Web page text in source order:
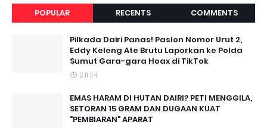
POPULAR RECENTS COMMENTS
Pilkada Dairi Panas! Paslon Nomor Urut 2,
Eddy Keleng Ate Brutu Laporkan ke Polda
Sumut Gara-gara Hoax di TikTok
2.11.24
EMAS HARAM DI HUTAN DAIRI? PETI MENGGILA,
SETORAN 15 GRAM DAN DUGAAN KUAT
"PEMBIARAN" APARAT